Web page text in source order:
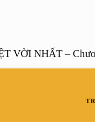
NHẤT – Chương